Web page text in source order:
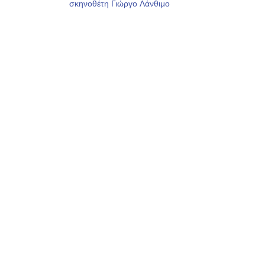
σκηνοθέτη Γιώργο Λάνθιμο